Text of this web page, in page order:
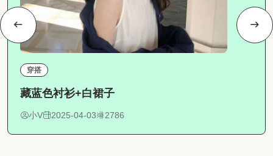
穿搭
藏蓝色衬衫+白裙子
小V 2025-04-03 2786